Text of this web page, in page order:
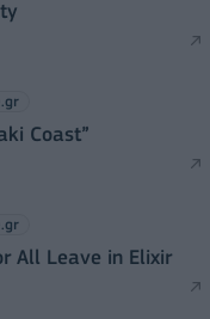
Coast”
All Leave in Elixir